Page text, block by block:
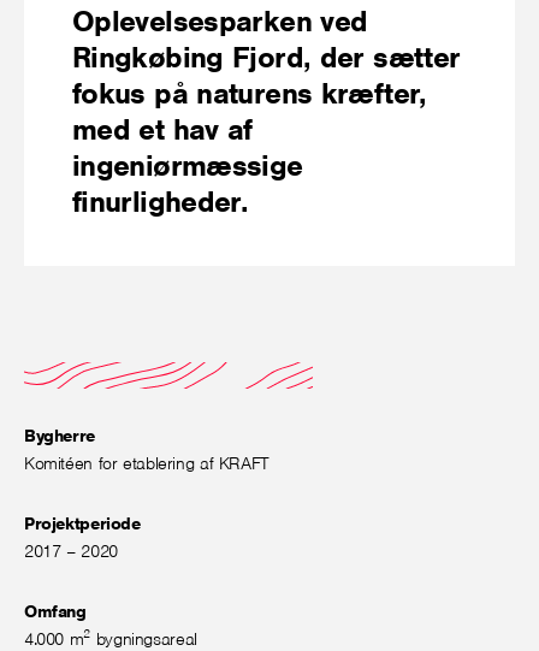
Oplevelsesparken ved
Ringkøbing Fjord, der sætter
fokus på naturens kræfter,
med et hav af
ingeniørmæssige
finurligheder.
Bygherre
Komitéen for etablering af KRAFT
Projektperiode
2017 – 2020
Omfang
4.000 m2 bygningsareal